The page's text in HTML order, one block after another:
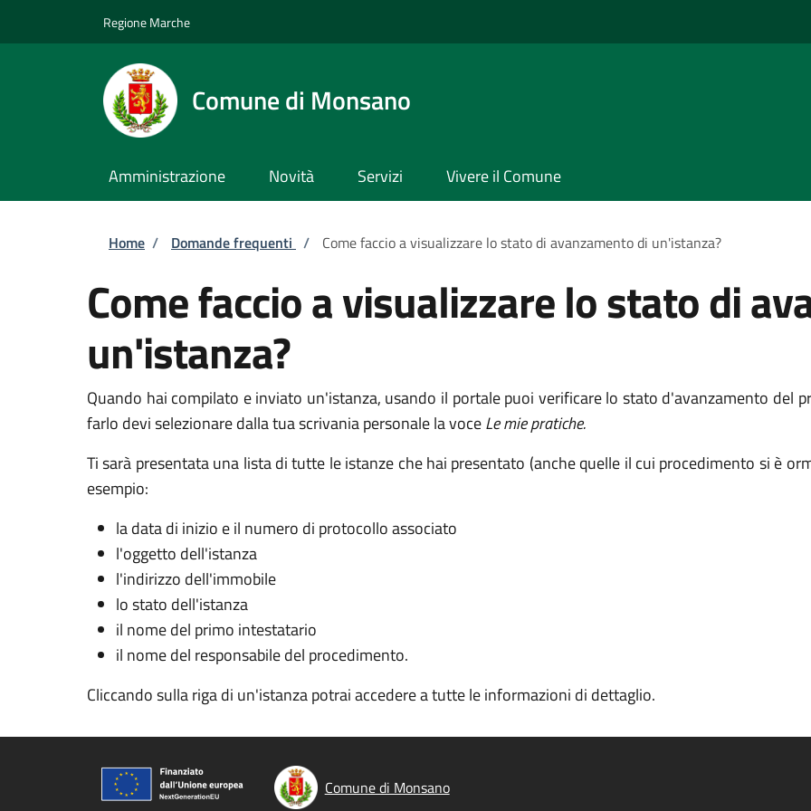
Regione Marche
Comune di Monsano
Amministrazione Novità Servizi Vivere il Comune
Briciole di pane
Home / Domande frequenti / Come faccio a visualizzare lo stato di avanzamento di un'istanza?
Come faccio a visualizzare lo stato di
un'istanza?
Quando hai compilato e inviato un'istanza, usando il portale puoi verificare lo stato d'avanzamento del
farlo devi selezionare dalla tua scrivania personale la voceLe mie pratiche.
Ti sarà presentata una lista di tutte le istanze che hai presentato (anche quelle il cui procedimento si è
esempio:
la data di inizio e il numero di protocollo associato
l'oggetto dell'istanza
l'indirizzo dell'immobile
lo stato dell'istanza
il nome del primo intestatario
il nome del responsabile del procedimento.
Cliccando sulla riga di un'istanza potrai accedere a tutte le informazioni di dettaglio.
Comune di Monsano